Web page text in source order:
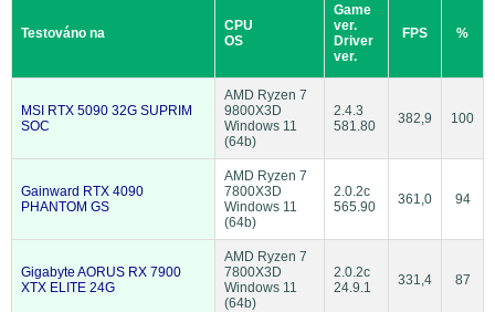
Testováno na
CPU
OS
Game
ver.
Driver
ver.
FPS %
MSI RTX 5090 32G SUPRIM
SOC
AMD Ryzen 7
9800X3D
Windows 11
(64b)
2.4.3
581.80
382,9 100
Gainward RTX 4090
PHANTOM GS
AMD Ryzen 7
7800X3D
Windows 11
(64b)
2.0.2c
565.90
361,0 94
Gigabyte AORUS RX 7900
XTX ELITE 24G
AMD Ryzen 7
7800X3D
Windows 11
(64b)
2.0.2c
24.9.1
331,4 87